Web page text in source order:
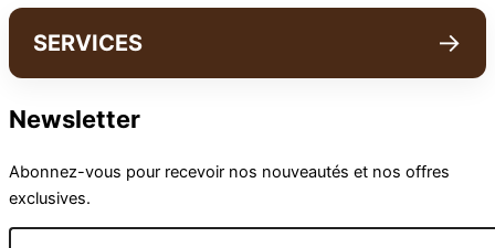
SERVICES →
Newsletter
Abonnez-vous pour recevoir nos nouveautés et nos offres
exclusives.
Votre